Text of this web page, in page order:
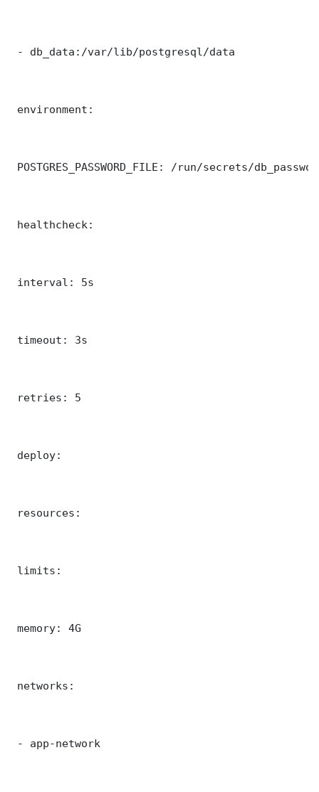
- db_data:/var/lib/postgresql/data
environment:
POSTGRES_PASSWORD_FILE: /run/secrets/
healthcheck:
interval: 5s
timeout: 3s
retries: 5
deploy:
resources:
limits:
memory: 4G
networks:
- app-network